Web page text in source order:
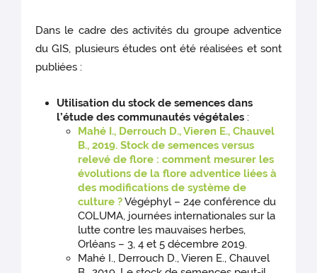
Dans le cadre des activités du groupe adventice
du GIS, plusieurs études ont été réalisées et sont
publiées :
Utilisation du stock de semences dans
l’étude des communautés végétales :
Mahé I., Derrouch D., Vieren E., Chauvel
B., 2019. Stock de semences versus
relevé de flore : comment mesurer les
évolutions de la flore adventice liées à
des modifications de système de
culture ?Végéphyl – 24e conférence du
COLUMA, journées internationales sur la
lutte contre les mauvaises herbes,
Orléans – 3, 4 et 5 décembre 2019.
Mahé I., Derrouch D., Vieren E., Chauvel